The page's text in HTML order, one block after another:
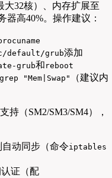
大32核）、内存扩展至
器高40%。操作建议：
default/grub添加
grub和 reboot
"Mem|Swap"
（建议内
持（SM2/SM3/SM4），
自动同步（命令iptables
证（配